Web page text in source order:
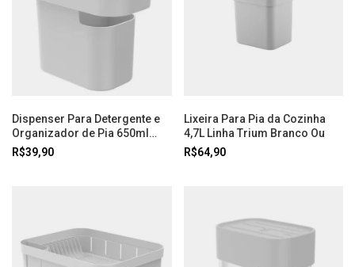
Dispenser Para Detergente e
Organizador de Pia 650ml
Linha Trium Branco Ou
R$39,90
Lixeira Para Pia da Cozinha
4,7L Linha Trium Branco Ou
R$64,90